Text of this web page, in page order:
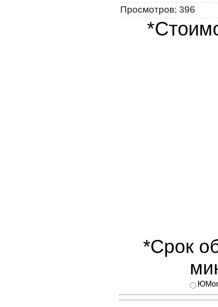
Просмотров: 396
*Срок